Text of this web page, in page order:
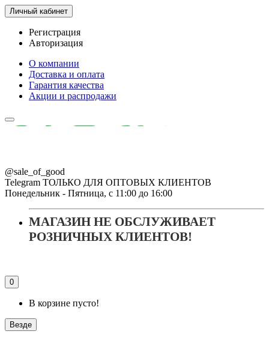
Личный кабинет
Регистрация
Авторизация
О компании
Доставка и оплата
Гарантия качества
Акции и распродажи
@sale_of_good
Telegram ТОЛЬКО ДЛЯ ОПТОВЫХ КЛИЕНТОВ
Понедельник - Пятница, с 11:00 до 16:00
МАГАЗИН НЕ ОБСЛУЖИВАЕТ
РОЗНИЧНЫХ КЛИЕНТОВ!
0
В корзине пусто!
Везде